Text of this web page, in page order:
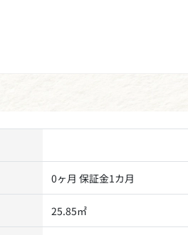
0ヶ月 保証金1カ月
25.85㎡